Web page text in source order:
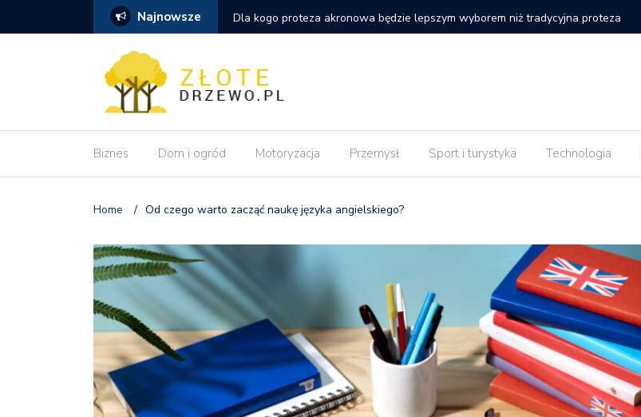
Najnowsze
wyborem niż tradycyjna proteza
Dlaczego pozycjonowanie strony internetowej nie daje efektów od razu po
wdrożeniu zmian?
Biznes Dom i ogród Motoryzacja Przemysł Sport i turystyka Technologia
Home / Od czego warto zacząć naukę języka angielskiego?